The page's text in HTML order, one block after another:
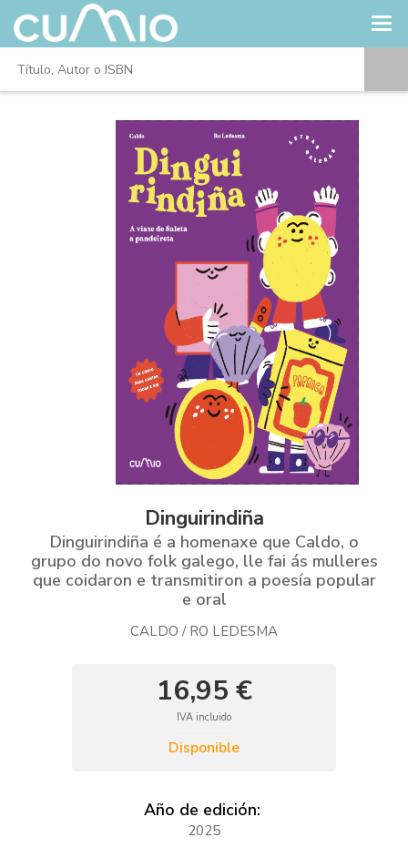
Dinguirindiña
Dinguirindiña é a homenaxe que Caldo, o
grupo do novo folk galego, lle fai ás mulleres
que coidaron e transmitiron a poesía popular
e oral
CALDO / RO LEDESMA
16,95 €
IVA incluido
Disponible
Año de edición:
2025